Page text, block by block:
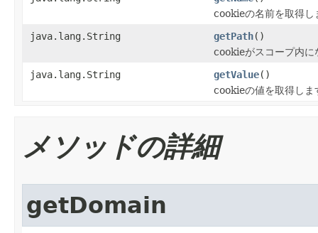
cookieの名前を取得し
java.lang.String
getPath()
cookieがスコープ内に
java.lang.String
getValue()
cookieの値を取得しま
メソッドの詳細
getDomain